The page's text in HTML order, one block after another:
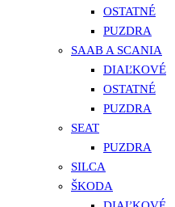
OSTATNÉ
PUZDRA
SAAB A SCANIA
DIAĽKOVÉ
OSTATNÉ
PUZDRA
SEAT
PUZDRA
SILCA
ŠKODA